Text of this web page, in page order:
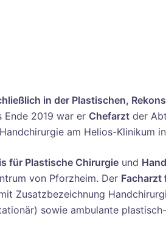
in der Plastischen,
Ende 2019 war er Chefarzt der
am Helios-Klinikum
für Plastische Chirurgie und
von Pforzheim. Der Facharzt
Zusatzbezeichnung
sowie ambulante